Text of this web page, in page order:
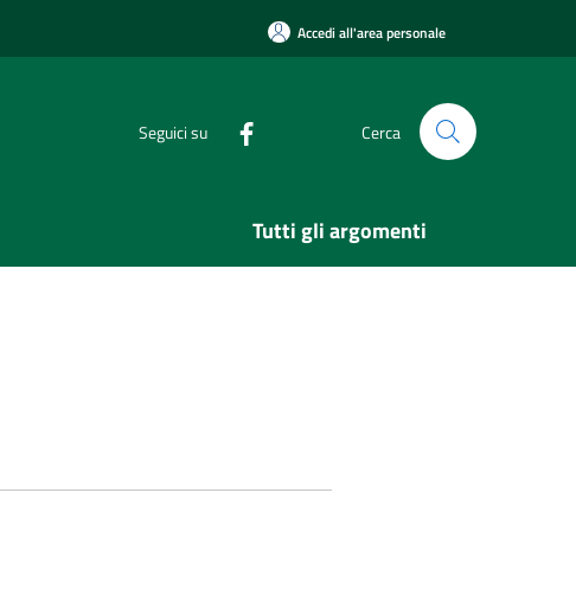
Accedi all'area personale
Seguici su Cerca
Tutti gli argomenti